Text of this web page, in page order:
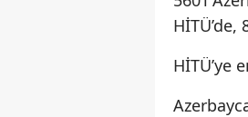
HİTÜ’ye